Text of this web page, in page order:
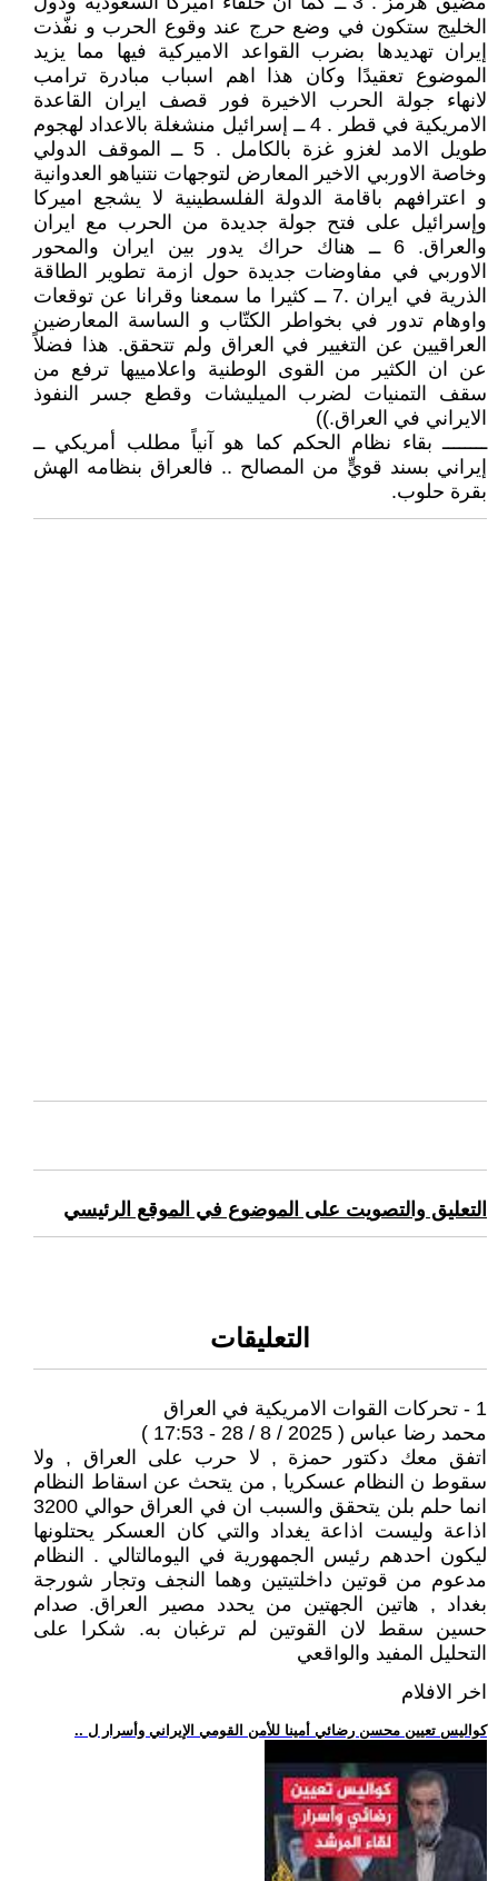
الخليج ستكون في وضع حرج عند وقوع الحرب و نفّذت
إيران تهديدها بضرب القواعد الاميركية فيها مما يزيد
الموضوع تعقيدًا وكان هذا اهم اسباب مبادرة ترامب
لانهاء جولة الحرب الاخيرة فور قصف ايران القاعدة
الامريكية في قطر . 4 ــ ⁠إسرائيل منشغلة بالاعداد لهجوم
طويل الامد لغزو غزة بالكامل . 5 ــ ⁠الموقف الدولي
وخاصة الاوربي الاخير المعارض لتوجهات نتنياهو العدوانية
و اعترافهم باقامة الدولة الفلسطينية لا يشجع اميركا
وإسرائيل على فتح جولة جديدة من الحرب مع ايران
والعراق. 6 ــ ⁠هناك حراك يدور بين ايران والمحور
الاوربي في مفاوضات جديدة حول ازمة تطوير الطاقة
الذرية في ايران .7 ــ كثيرا ما سمعنا وقرانا عن توقعات
واوهام تدور في بخواطر الكتّاب و الساسة المعارضين
العراقيين عن التغيير في العراق ولم تتحقق. هذا فضلاً
عن ان الكثير من القوى الوطنية واعلامييها ترفع من
سقف التمنيات لضرب الميليشات وقطع جسر النفوذ
الايراني في العراق.))
ــــــــ بقاء نظام الحكم كما هو آنياً مطلب أمريكي ــ
إيراني بسند قويٍّ من المصالح .. فالعراق بنظامه الهش
بقرة حلوب.
التعليق والتصويت على الموضوع في الموقع الرئيسي
التعليقات
1 - تحركات القوات الامريكية في العراق
محمد رضا عباس ( 2025 / 8 / 28 - 17:53 )
اتفق معك دكتور حمزة , لا حرب على العراق , ولا
سقوط ن النظام عسكريا , من يتحث عن اسقاط النظام
انما حلم بلن يتحقق والسبب ان في العراق حوالي 3200
اذاعة وليست اذاعة يغداد والتي كان العسكر يحتلونها
ليكون احدهم رئيس الجمهورية في اليومالتالي . النظام
مدعوم من قوتين داخلتيتين وهما النجف وتجار شورجة
بغداد , هاتين الجهتين من يحدد مصير العراق. صدام
حسين سقط لان القوتين لم ترغبان به. شكرا على
التحليل المفيد والواقعي
اخر الافلام
.. كواليس تعيين محسن رضائي أمينا للأمن القومي الإيراني وأسرار ل